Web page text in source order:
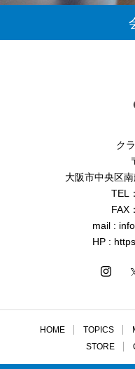
ク
大阪市中央区
TEL
FAX
mail :
HP :
HOME TOPICS
STORE